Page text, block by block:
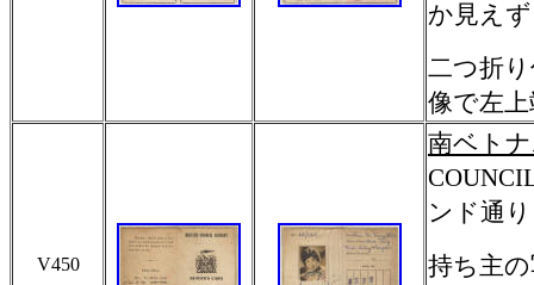
か見え
二つ折
像で左上
V450
南ベト
ンド通
持ち主